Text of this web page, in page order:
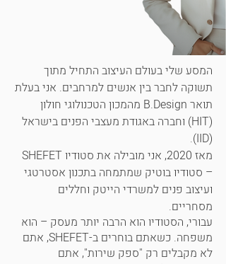
המסע שלי בעולם העיצוב התחיל מתוך
תשוקה לחבר בין אנשים למרחבים. אני בעלת
תואר B.Design מהמכון הטכנולוגי חולון
(HIT) וחברה באגודת מעצבי הפנים בישראל
(IID).
מאז 2020, אני מובילה את סטודיו SHEFET
– סטודיו בוטיק שמתמחה בתכנון אסטרטגי
ועיצוב פנים למשרדי הייטק וחללים
מסחריים.
עבורי, הסטודיו הוא הרבה יותר מעסק – הוא
משפחה. כשאתם בוחרים ב-SHEFET, אתם
לא מקבלים רק "ספק שירות", אתם